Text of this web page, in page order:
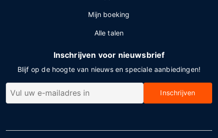
Mijn boeking
Alle talen
Inschrijven voor nieuwsbrief
Blijf op de hoogte van nieuws en speciale aanbiedingen!
Inschrijven